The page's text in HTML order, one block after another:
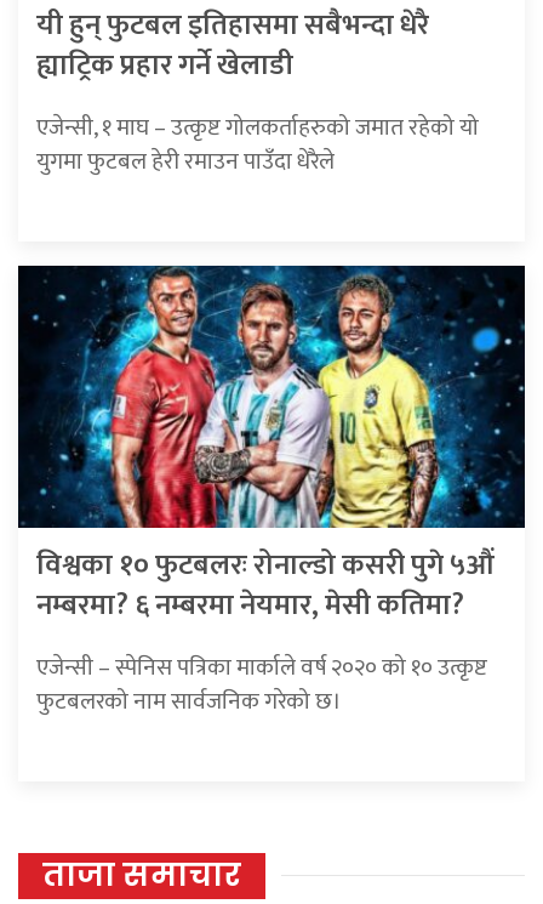
यी हुन् फुटबल इतिहासमा सबैभन्दा धेरै
ह्याट्रिक प्रहार गर्ने खेलाडी
एजेन्सी, १ माघ – उत्कृष्ट गोलकर्ताहरुको जमात रहेको यो
युगमा फुटबल हेरी रमाउन पाउँदा धेरैले
विश्वका १० फुटबलरः रोनाल्डो कसरी पुगे ५औं
नम्बरमा? ६ नम्बरमा नेयमार, मेसी कतिमा?
एजेन्सी – स्पेनिस पत्रिका मार्काले वर्ष २०२० को १० उत्कृष्ट
फुटबलरको नाम सार्वजनिक गरेको छ।
ताजा समाचार